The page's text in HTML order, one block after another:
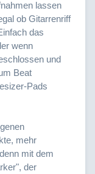
lassen
ob Gitarrenriff
das
wenn
und
Beat
Pads
mehr
mit dem
der